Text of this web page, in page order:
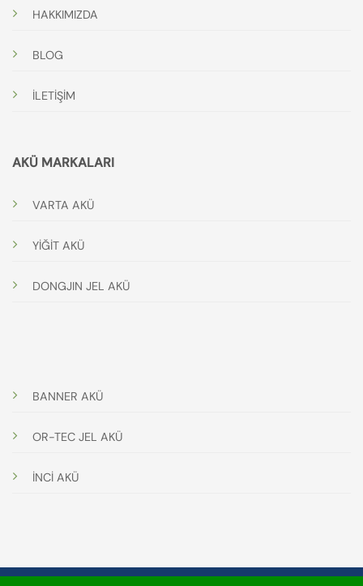
HAKKIMIZDA
BLOG
İLETİŞİM
AKÜ MARKALARI
VARTA AKÜ
YİĞİT AKÜ
DONGJIN JEL AKÜ
BANNER AKÜ
OR-TEC JEL AKÜ
İNCİ AKÜ